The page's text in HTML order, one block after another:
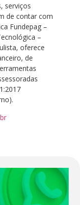
serviços
de contar com
Fundepag –
–
oferece
de